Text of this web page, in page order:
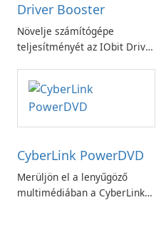
Driver Booster
Növelje számítógépe
teljesítményét az IObit Driver
CyberLink PowerDVD
Merüljön el a lenyűgöző
multimédiában a CyberLink